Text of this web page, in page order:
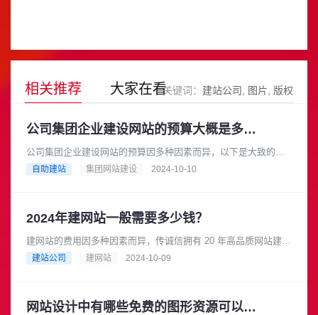
相关推荐 大家在看关键词： 建站公司 图片 版权
公司集团企业建设网站的预算大概是多少？
公司集团企业建设网站的预算因多种因素而异，以下是大致的预
算范围：基础型网站预算范围：如果选择模板建站，费用可能在
自助建站 集团网站建设 2024-10-10
2024年建网站一般需要多少钱？
建网站的费用因多种因素而异，传诚信拥有 20 年高品质网站建设
经验，是成熟可靠的网络品牌建设合作伙伴。在长期的发展过程
建站公司 建网站 2024-10-09
网站设计中有哪些免费的图形资源可以用于商业目的